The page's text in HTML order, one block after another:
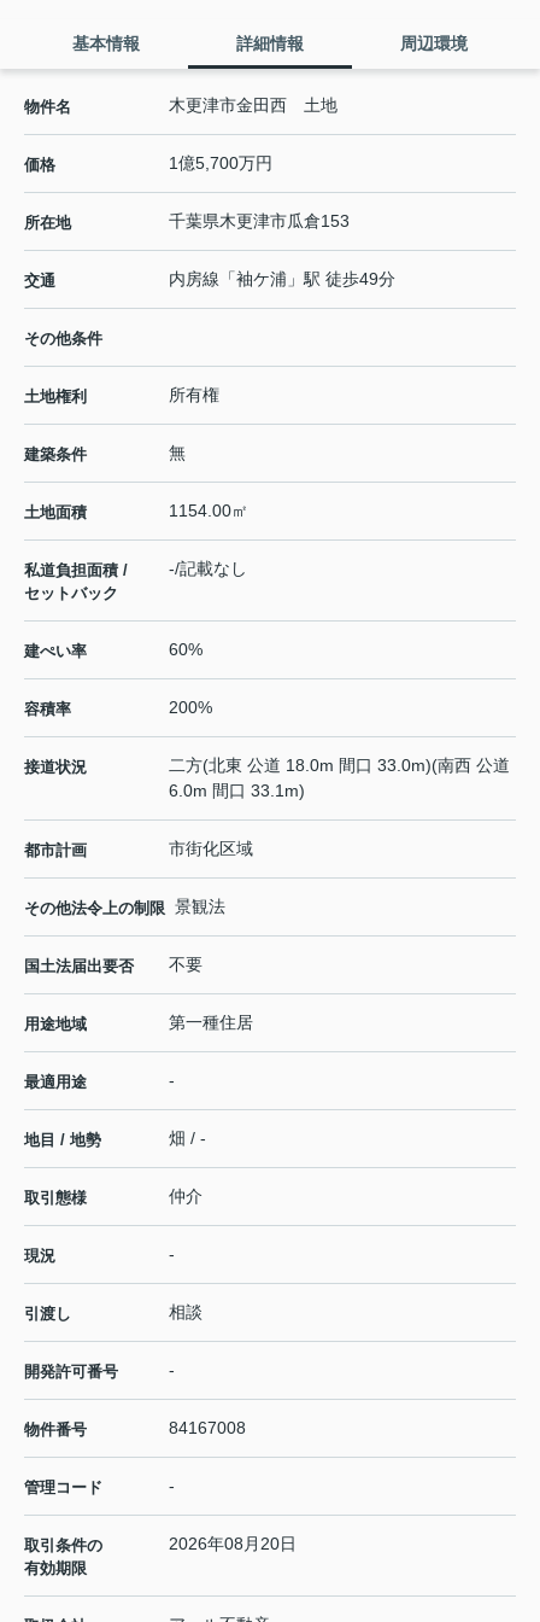
基本情報 詳細情報 周辺環境
物件名 木更津市金田西 土地
価格 1億5,700万円
所在地 千葉県木更津市瓜倉153
交通 内房線 「袖ケ浦 」駅 徒歩49分
その他条件
土地権利 所有権
建築条件 無
土地面積 1154.00㎡
私道負担面積 /
セットバック
-/記載なし
建ぺい率 60%
容積率 200%
接道状況
二方(北東 公道 18.0m 間口 33.0m)(南西 公道
6.0m 間口 33.1m)
都市計画 市街化区域
その他法令上の制限 景観法
国土法届出要否 不要
用途地域 第一種住居
最適用途 -
地目 / 地勢 畑 / -
取引態様 仲介
現況 -
引渡し 相談
開発許可番号 -
物件番号 84167008
管理コード -
取引条件の
有効期限
2026年08月20日